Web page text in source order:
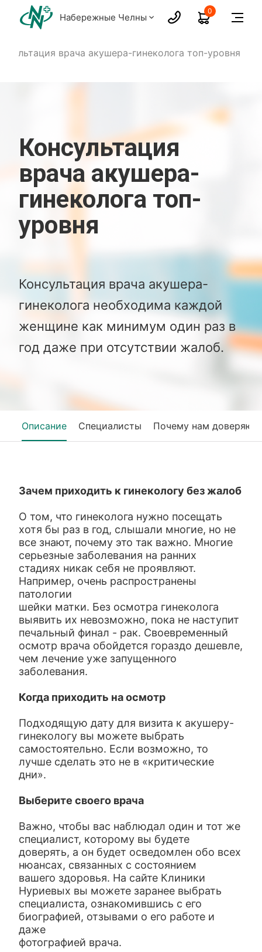
Набережные Челны
0
врача акушера-гинеколога топ-уровня
Консультация
врача акушера-
гинеколога топ-
уровня
Консультация врача акушера-
гинеколога необходима каждой
женщине как минимум один раз в
год даже при отсутствии жалоб.
Описание Специалисты Почему нам доверяют
Зачем приходить к гинекологу без жалоб
О том, что гинеколога нужно посещать
хотя бы раз в год, слышали многие, но не
все знают, почему это так важно. Многие
серьезные заболевания на ранних
стадиях никак себя не проявляют.
Например, очень распространены
патологии
шейки матки. Без осмотра гинеколога
выявить их невозможно, пока не наступит
печальный финал - рак. Своевременный
осмотр врача обойдется гораздо дешевле,
чем лечение уже запущенного
заболевания.
Когда приходить на осмотр
Подходящую дату для визита к акушеру-
гинекологу вы можете выбрать
самостоятельно. Если возможно, то
лучше сделать это не в «критические
дни».
Выберите своего врача
Важно, чтобы вас наблюдал один и тот же
специалист, которому вы будете
доверять, а он будет осведомлен обо всех
нюансах, связанных с состоянием
вашего здоровья. На сайте Клиники
Нуриевых вы можете заранее выбрать
специалиста, ознакомившись с его
биографией, отзывами о его работе и
даже
фотографией врача.